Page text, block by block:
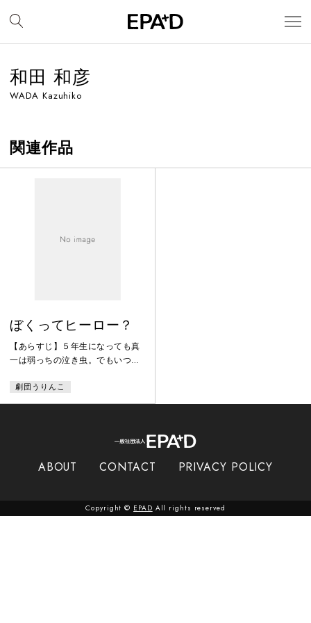
和田 和彦
WADA Kazuhiko
関連作品
ぼくってヒーロー？
【あらすじ】５年生になっても真
一は弱っちの泣き虫。でもいつか
ーになって、悪いやつらをコテン
パンにしてやる！と思っている。
れ、「君を、国際地球連合ヒーロ
ーローにする。」と、変身ベルト
か？！本物のヒーローって本当は
劇団うりんこ
ABOUT CONTACT PRIVACY POLICY
Copyright © EPAD All rights reserved